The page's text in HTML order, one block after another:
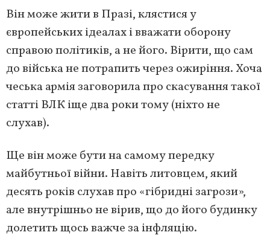
Він може жити в Празі, клястися у
європейських ідеалах і вважати оборону
справою політиків, а не його. Вірити, що сам
до війська не потрапить через ожиріння. Хоча
чеська армія заговорила про скасування такої
статті ВЛК іще два роки тому (ніхто не
слухав).
Ще він може бути на самому передку
майбутньої війни. Навіть литовцем, який
десять років слухав про «гібридні загрози»,
але внутрішньо не вірив, що до його будинку
долетить щось важче за інфляцію.